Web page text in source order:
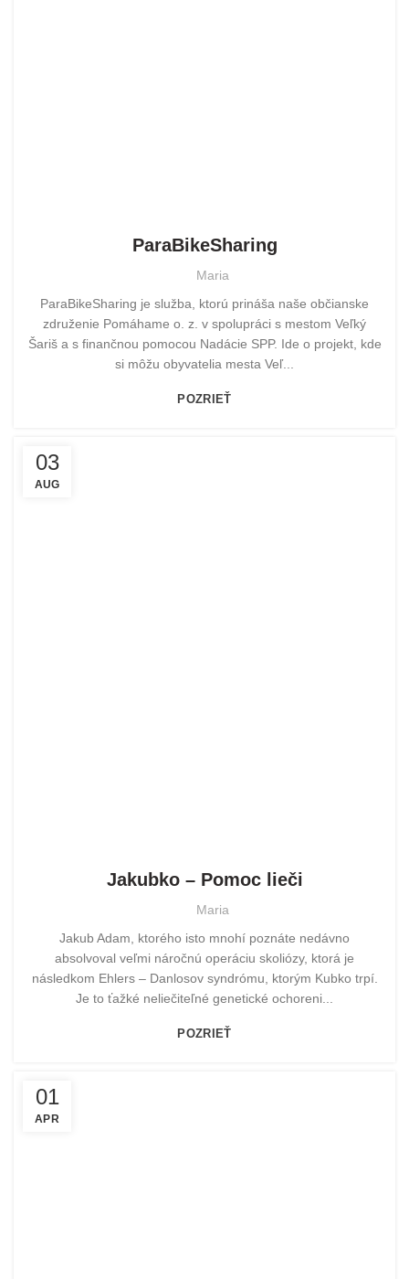
ParaBikeSharing
Maria
ParaBikeSharing je služba, ktorú prináša naše občianske
združenie Pomáhame o. z. v spolupráci s mestom Veľký
Šariš a s finančnou pomocou Nadácie SPP. Ide o projekt, kde
si môžu obyvatelia mesta Veľ...
POZRIEŤ
03
AUG
Jakubko – Pomoc lieči
Maria
Jakub Adam, ktorého isto mnohí poznáte nedávno
absolvoval veľmi náročnú operáciu skoliózy, ktorá je
následkom Ehlers – Danlosov syndrómu, ktorým Kubko trpí.
Je to ťažké neliečiteľné genetické ochoreni...
POZRIEŤ
01
APR